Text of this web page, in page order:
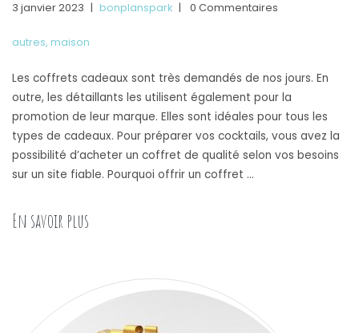
3 janvier 2023 | bonplanspark | 0 Commentaires
autres, maison
Les coffrets cadeaux sont très demandés de nos jours. En
outre, les détaillants les utilisent également pour la
promotion de leur marque. Elles sont idéales pour tous les
types de cadeaux. Pour préparer vos cocktails, vous avez la
possibilité d’acheter un coffret de qualité selon vos besoins
sur un site fiable. Pourquoi offrir un coffret …
En savoir plus